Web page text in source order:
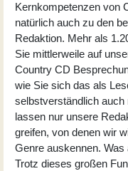
Kernkompetenzen von
natürlich auch zu den
Redaktion. Mehr als
Sie mittlerweile auf
Country CD
wie Sie sich das als
selbstverständlich
lassen nur unsere
greifen, von denen wir
Genre auskennen.
Trotz dieses großen